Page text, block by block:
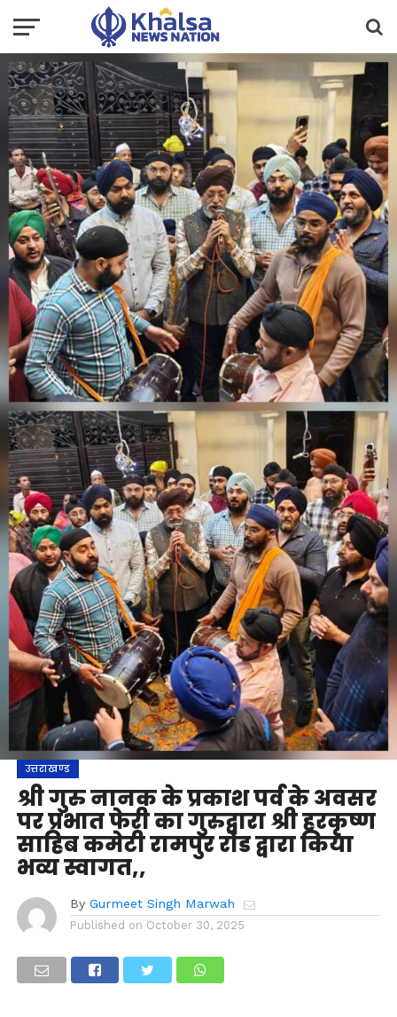
उत्तराखण्ड
श्री गुरु नानक के प्रकाश पर्व के अवसर
पर प्रभात फेरी का गुरुद्वारा श्री हरकृष्ण
साहिब कमेटी रामपुर रोड द्वारा किया
भव्य स्वागत,,
By Gurmeet Singh Marwah
Published on October 30, 2025